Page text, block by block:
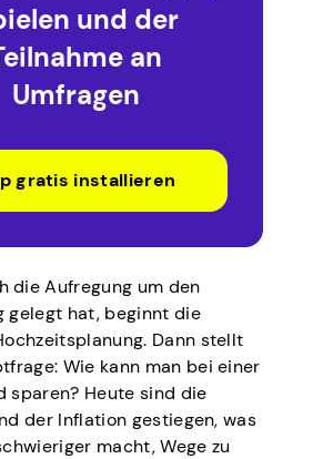
und der
an
Umfragen
gratis installieren
die Aufregung um den
gelegt hat, beginnt die
Dann stellt
Wie kann man bei einer
sparen? Heute sind die
der Inflation gestiegen, was
macht, Wege zu